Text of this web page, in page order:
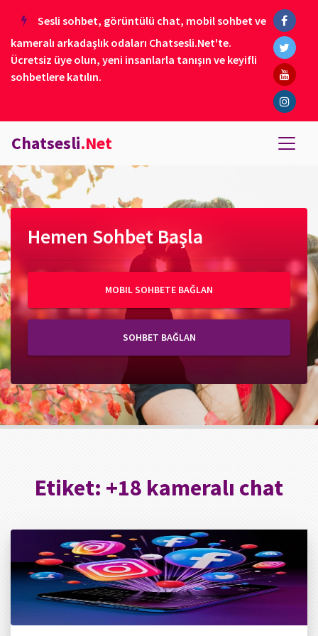
Sesli sohbet, görüntülü chat, mobil sohbet ve
kameralı arkadaşlık odaları Chatsesli.Net'te.
Ücretsiz üye olun, yeni insanlarla tanışın ve keyifli
sohbetlere katılın.
Chatsesli.Net
Hemen Sohbet Başla
MOBIL SOHBETE BAĞLAN
SOHBET BAĞLAN
Etiket: +18 kameralı chat